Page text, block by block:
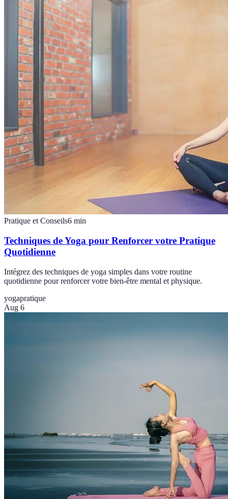
Pratique et Conseils6 min
Techniques de Yoga pour Renforcer votre Pratique
Quotidienne
Intégrez des techniques de yoga simples dans votre routine
quotidienne pour renforcer votre bien-être mental et physique.
yogapratique
Aug 6